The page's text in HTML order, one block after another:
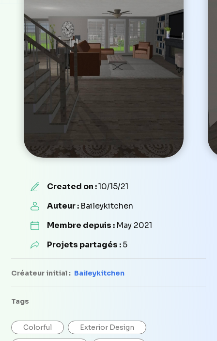
Created on :10/15/21
Auteur : Baileykitchen
Membre depuis : May 2021
Projets partagés :5
Créateur initial : Baileykitchen
Tags
Colorful Exterior Design